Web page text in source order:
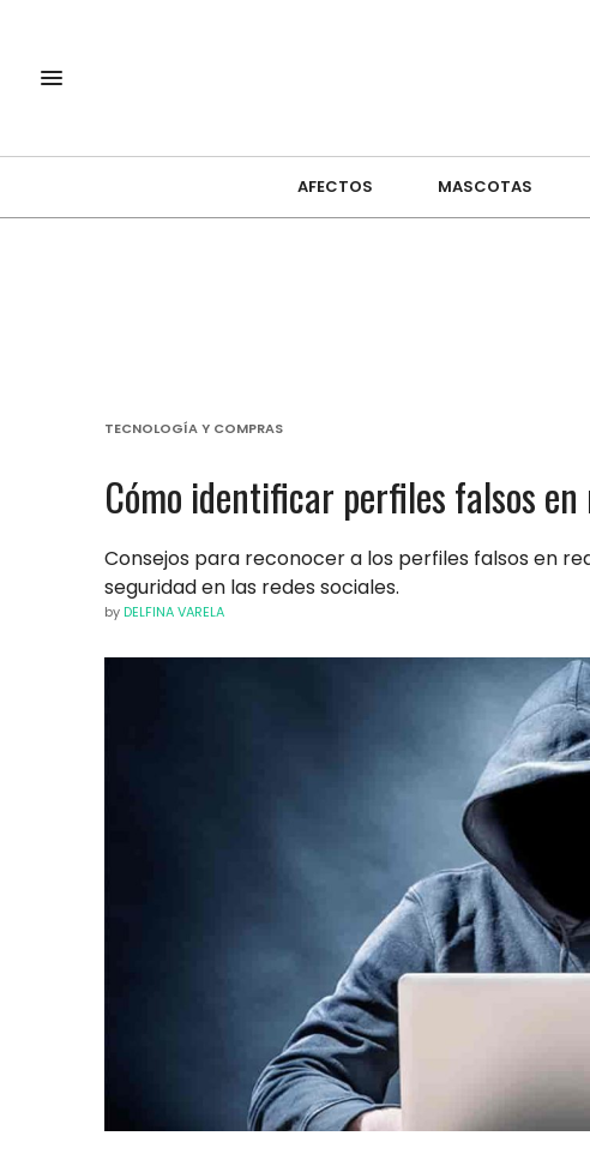
AFECTOS MASCOTAS
TECNOLOGÍA Y COMPRAS
Cómo identificar perfiles falsos en
Consejos para reconocer a los perfiles falsos en
seguridad en las redes sociales.
by DELFINA VARELA